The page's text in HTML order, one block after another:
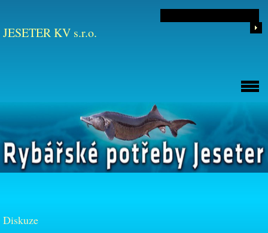
JESETER KV s.r.o.
Diskuze